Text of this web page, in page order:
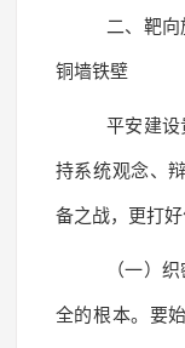
二、靶
铜墙铁壁
平安建设
持系统观念、
备之战，更打
（一）
全的根本。要